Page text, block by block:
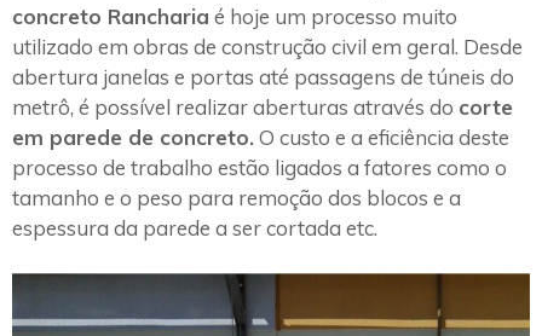
concreto Rancharia é hoje um processo muito
utilizado em obras de construção civil em geral. Desde
abertura janelas e portas até passagens de túneis do
metrô, é possível realizar aberturas através do corte
em parede de concreto. O custo e a eficiência deste
processo de trabalho estão ligados a fatores como o
tamanho e o peso para remoção dos blocos e a
espessura da parede a ser cortada etc.